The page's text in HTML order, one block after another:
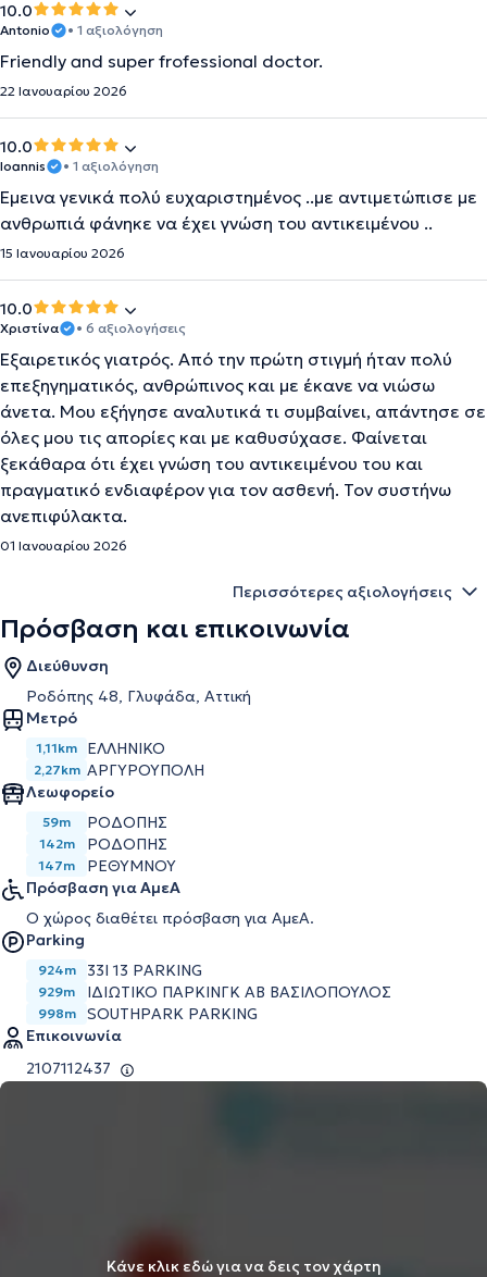
10.0
Antonio • 1 αξιολόγηση
Friendly and super frofessional doctor.
22 Ιανουαρίου 2026
10.0
Ioannis • 1 αξιολόγηση
Έμεινα γενικά πολύ ευχαριστημένος ..με αντιμετώπισε με
ανθρωπιά φάνηκε να έχει γνώση του αντικειμένου ..
15 Ιανουαρίου 2026
10.0
Χριστίνα • 6 αξιολογήσεις
Εξαιρετικός γιατρός. Από την πρώτη στιγμή ήταν πολύ
επεξηγηματικός, ανθρώπινος και με έκανε να νιώσω
άνετα. Μου εξήγησε αναλυτικά τι συμβαίνει, απάντησε σε
όλες μου τις απορίες και με καθυσύχασε. Φαίνεται
ξεκάθαρα ότι έχει γνώση του αντικειμένου του και
πραγματικό ενδιαφέρον για τον ασθενή. Τον συστήνω
ανεπιφύλακτα.
01 Ιανουαρίου 2026
Περισσότερες αξιολογήσεις
Πρόσβαση και επικοινωνία
Διεύθυνση
Ροδόπης 48, Γλυφάδα, Αττική
Μετρό
1,11km ΕΛΛΗΝΙΚΟ
2,27km ΑΡΓΥΡΟΥΠΟΛΗ
Λεωφορείο
59m ΡΟΔΟΠΗΣ
142m ΡΟΔΟΠΗΣ
147m
ΡΕΘΥΜΝΟΥ
Πρόσβαση για ΑμεΑ
Ο χώρος διαθέτει πρόσβαση για ΑμεΑ.
Parking
924m 33I 13 PARKING
929m ΙΔΙΩΤΙΚΟ ΠΑΡΚΙΝΓΚ ΑΒ ΒΑΣΙΛΟΠΟΥΛΟΣ
998m
SOUTHPARK PARKING
Επικοινωνία
2107112437
Κάνε κλικ εδώ για να δεις τον χάρτη